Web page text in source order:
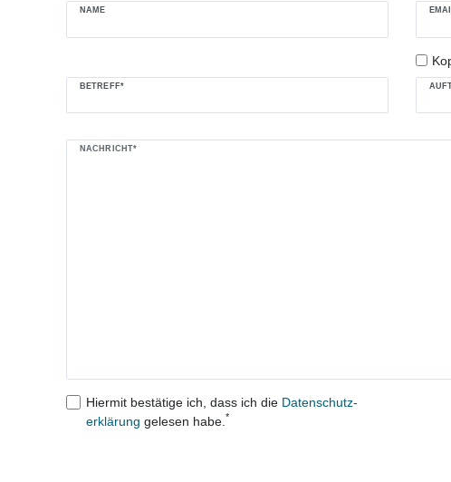
NAME
BETREFF*
NACHRICHT*
Hiermit bestätige ich, dass ich die Daten­schutz­
erklärung gelesen habe. *
Ceres::Template.mailFormHoneypotLabel